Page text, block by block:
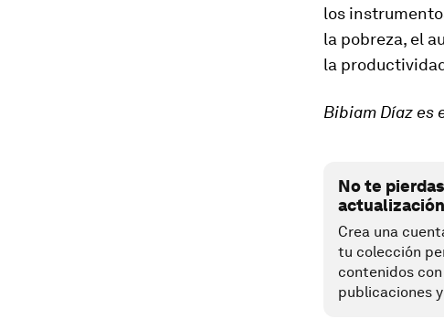
los
la pobreza, el
la
Bibiam Díaz es
No te
Crea una
tu colección
contenidos
publicaciones